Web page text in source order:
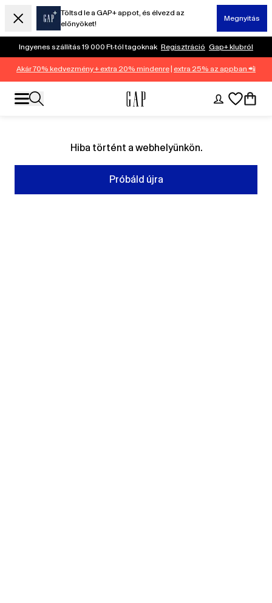
Töltsd le a GAP+ appot, és élvezd az
előnyöket!
Megnyitás
Ingyenes szállítás 19 000 Ft-tól tagoknak Regisztráció Gap+ klubról
Akár 70% kedvezmény + extra 20% mindenre extra 25% az appban 📲
Hiba történt a webhelyünkön.
Próbáld újra